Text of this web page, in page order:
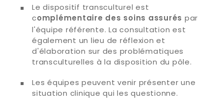
Le dispositif transculturel est
complémentaire des soins assurés par
l'équipe référente. La consultation est
également un lieu de réflexion et
d'élaboration sur des problématiques
transculturelles à la disposition du pôle.
Les équipes peuvent venir présenter une
situation clinique qui les questionne.